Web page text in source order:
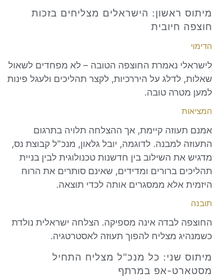
הישראלים מצליחים בזכות
נאמרת החוצפה הטובה – לא מפחדים לשאול
על היררכיות, לקצר תהליכים ולעגל פינות
טובה.
קיימת, אך ההצלחה תלויה בתרגום
לדוגמה, יובל גלאון, מנכ"ל קבוצת נס,
השילוב בין חדשנות טכנולוגית לבין בניית
ברורים ומדידים, שאינם סותרים את הרוח
ממסגרים אותה לכדי תוצאה.
לבדה אינה מספיקה. הצלחה ישראלית נולדת
מצליח להפוך תעוזה לאסטרטגיה.
כל מנכ"ל מצליח התחיל
אפ במרתף